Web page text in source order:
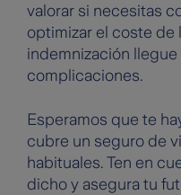
valorar si necesitas
optimizar el coste de
indemnización
complicaciones.
Esperamos que te
cubre un seguro de
habituales. Ten en
dicho y asegura tu